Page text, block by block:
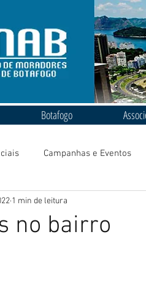
Botafogo
Campanhas e Eventos
no bairro
1 min de leitura